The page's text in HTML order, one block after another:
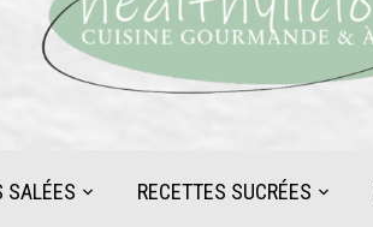
SALÉES RECETTES SUCRÉES